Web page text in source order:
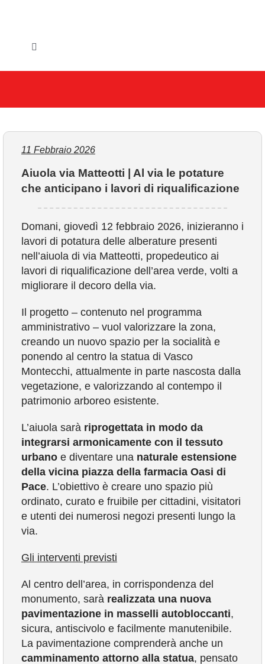
Toggle
IL COMUNE
SERVIZI E UTILITA’
AREE TEMATICHE
VIVERE VANZAGO
COMUNICAZIONE
11 Febbraio 2026
Aiuola via Matteotti | Al via le potature
che anticipano i lavori di riqualificazione
Domani, giovedì 12 febbraio 2026, inizieranno i
lavori di potatura delle alberature presenti
nell’aiuola di via Matteotti, propedeutico ai
lavori di riqualificazione dell’area verde, volti a
migliorare il decoro della via.
Il progetto – contenuto nel programma
amministrativo – vuol valorizzare la zona,
creando un nuovo spazio per la socialità e
ponendo al centro la statua di Vasco
Montecchi, attualmente in parte nascosta dalla
vegetazione, e valorizzando al contempo il
patrimonio arboreo esistente.
L’aiuola sarà riprogettata in modo da
integrarsi armonicamente con il tessuto
urbanoe diventare una naturale estensione
della vicina piazza della farmacia Oasi di
Pace. L’obiettivo è creare uno spazio più
ordinato, curato e fruibile per cittadini, visitatori
e utenti dei numerosi negozi presenti lungo la
via.
Gli interventi previsti
Al centro dell’area, in corrispondenza del
monumento, sarà realizzata una nuova
pavimentazione in masselli autobloccanti,
sicura, antiscivolo e facilmente manutenibile.
La pavimentazione comprenderà anche un
camminamento attorno alla statua, pensato